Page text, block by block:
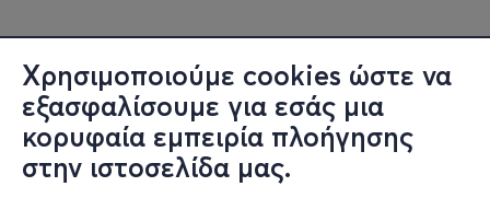
Χρησιμοποιούμε cookies ώστε να
εξασφαλίσουμε για εσάς μια
κορυφαία εμπειρία πλοήγησης
στην ιστοσελίδα μας.